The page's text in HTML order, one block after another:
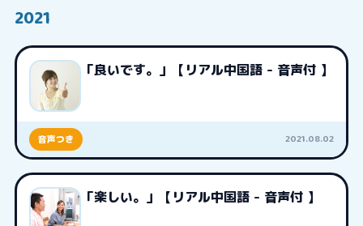
2021
「良いです。」【リアル中国語 - 音声付 】
音声つき 2021.08.02
「楽しい。」【リアル中国語 - 音声付 】